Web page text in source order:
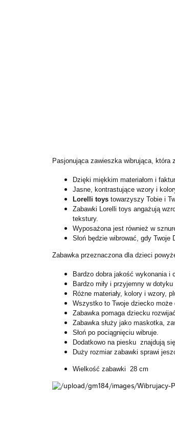
Pasjonująca zawieszka wibrująca, która
Dzięki miękkim materiałom i
Jasne, kontrastujące wzory i
Lorelli toys towarzyszy Tobie i
Zabawki Lorelli toys angażują
tekstury.
Wyposażona jest również w
Słoń będzie wibrować, gdy
Zabawka przeznaczona dla dzieci
Bardzo dobra jakość wykonania i
Bardzo miły i przyjemny w dotyku
Różne materiały, kolory i wzory,
Wszystko to Twoje dziecko
Zabawka pomaga dziecku
Zabawka służy jako maskotka,
Słoń po pociągnięciu wibruje.
Dodatkowo na piesku znajdują
Duży rozmiar zabawki sprawi
Wielkość zabawki 28 cm